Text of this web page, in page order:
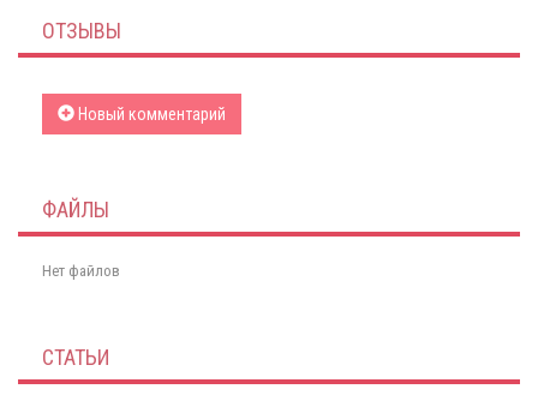
ОТЗЫВЫ
Новый комментарий
ФАЙЛЫ
Нет файлов
СТАТЬИ